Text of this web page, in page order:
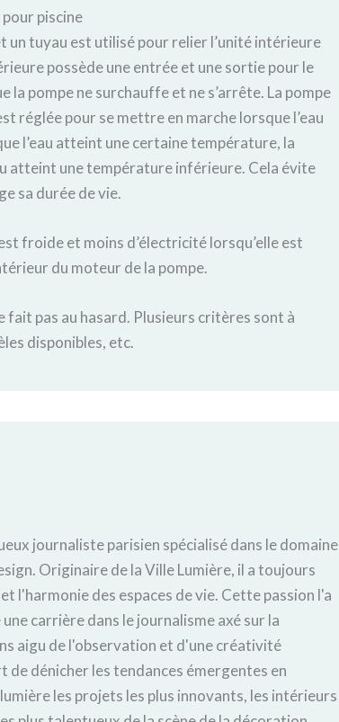
piscine
un tuyau est utilisé pour relier l’unité intérieure
possède une entrée et une sortie pour le
pompe ne surchauffe et ne s’arrête. La pompe
réglée pour se mettre en marche lorsque l’eau
l’eau atteint une certaine température, la
atteint une température inférieure. Cela évite
sa durée de vie.
froide et moins d’électricité lorsqu’elle est
du moteur de la pompe.
fait pas au hasard. Plusieurs critères sont à
disponibles, etc.
journaliste parisien spécialisé dans le domaine
Originaire de la Ville Lumière, il a toujours
l'harmonie des espaces de vie. Cette passion l'a
carrière dans le journalisme axé sur la
aigu de l'observation et d'une créativité
de dénicher les tendances émergentes en
les projets les plus innovants, les intérieurs